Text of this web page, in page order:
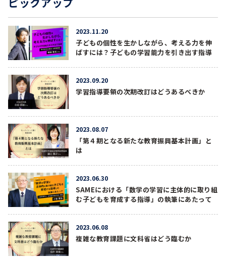
2023.11.20
子どもの個性を生かしながら、考える力を伸
ばすには？子どもの学習能力を引き出す指導
2023.09.20
学習指導要領の次期改訂はどうあるべきか
2023.08.07
「第４期となる新たな教育振興基本計画」と
は
2023.06.30
SAMEにおける「数学の学習に主体的に取り組
む子どもを育成する指導」の執筆にあたって
2023.06.08
複雑な教育課題に文科省はどう臨むか